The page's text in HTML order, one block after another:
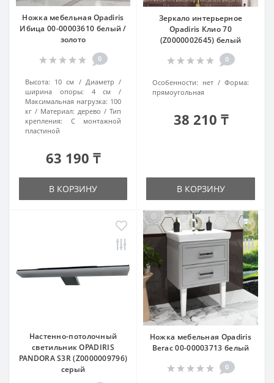
Ножка мебельная Opadiris
Ибица 00-00003610 белый /
золото
0
Высота: 10 см
Диаметр /
ширина опоры:
4 см
Максимальная нагрузка: 100
кг
Материал: дерево
Тип
крепления:
С монтажной
пластиной
63 190 ₸
В КОРЗИНУ
Зеркало интерьерное
Opadiris Клио 70
(Z0000002645) белый
0
Особенности: нет
Форма:
прямоугольная
38 210 ₸
В КОРЗИНУ
Настенно-потолочный
светильник OPADIRIS
PANDORA S3R (Z0000009796)
серый
Ножка мебельная Opadiris
Вегас 00-00003713 белый
0